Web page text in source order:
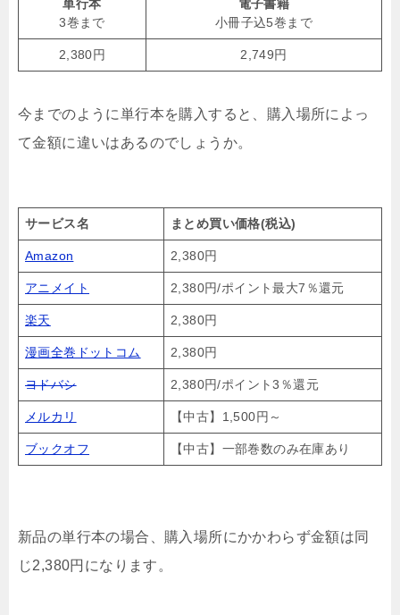
単行本
3巻まで
電子書籍
小冊子込5巻まで
2,380円 2,749円
今までのように単行本を購入すると、購入場所によっ
て金額に違いはあるのでしょうか。
サービス名 まとめ買い価格(税込)
Amazon 2,380円
アニメイト 2,380円/ポイント最大7％還元
楽天 2,380円
漫画全巻ドットコム 2,380円
ヨドバシ 2,380円/ポイント3％還元
メルカリ 【中古】1,500円～
ブックオフ 【中古】一部巻数のみ在庫あり
新品の単行本の場合、購入場所にかかわらず金額は同
じ2,380円になります。